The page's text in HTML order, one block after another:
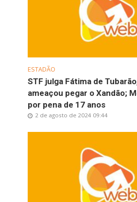
ESTADÃO
STF julga Fátima de
ameaçou pegar o Xandão;
por pena de 17 anos
2 de agosto de 2024 09:44